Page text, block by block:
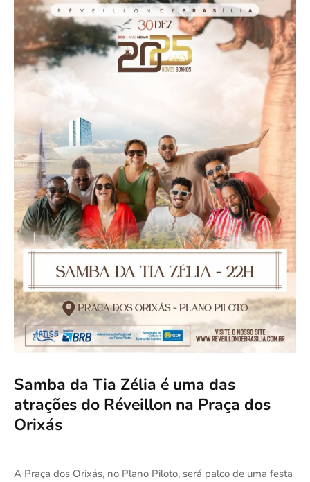
Samba da Tia Zélia é uma das
atrações do Réveillon na Praça dos
Orixás
A Praça dos Orixás, no Plano Piloto, será palco de uma festa